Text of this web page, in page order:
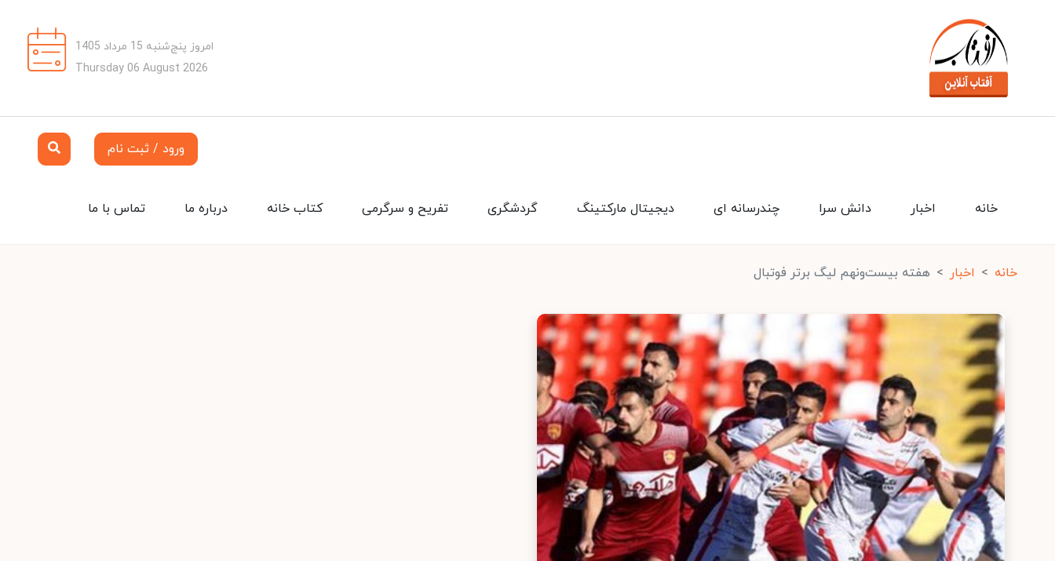
امروز پنج‌شنبه 15 مرداد 1405
Thursday 06 August 2026
ورود / ثبت نام
تماس با ما درباره ما کتاب خانه تفریح و سرگرمی گردشگری دیجیتال مارکتینگ چندرسانه ای دانش سرا اخبار خانه
خانه اخبار هفته بیست‌ونهم لیگ برتر فوتبال